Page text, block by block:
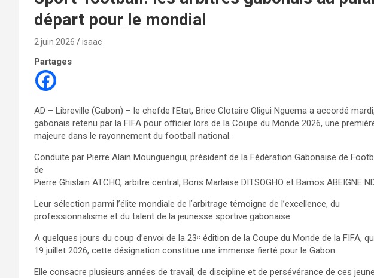
départ pour le mondial
2 juin 2026 isaac
Partages
AD – Libreville (Gabon) – le chefde l’Etat, Brice Clotaire Oligui Nguema a accordé
gabonais retenu par la FIFA pour officier lors de la Coupe du Monde 2026, une
majeure dans le rayonnement du football national.
Conduite par Pierre Alain Mounguengui, président de la Fédération Gabonaise de
de
Pierre Ghislain ATCHO, arbitre central, Boris Marlaise DITSOGHO et Bamos ABEIGNE
Leur sélection parmi l’élite mondiale de l’arbitrage témoigne de l’excellence, du
professionnalisme et du talent de la jeunesse sportive gabonaise.
A quelques jours du coup d’envoi de la 23ᵉ édition de la Coupe du Monde de la FIFA,
19 juillet 2026, cette désignation constitue une immense fierté pour le Gabon.
Elle consacre plusieurs années de travail, de discipline et de persévérance de ces